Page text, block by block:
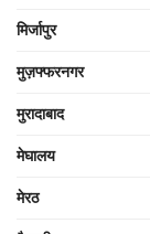
मिर्जापुर
मुज़फ्फरनगर
मुरादाबाद
मेघालय
मेरठ